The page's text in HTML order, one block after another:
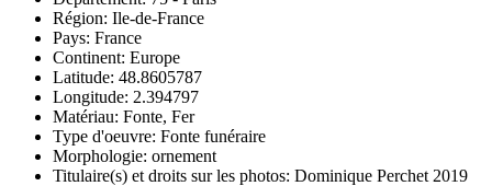
Région: Ile-de-France
Pays: France
Continent: Europe
Latitude: 48.8605787
Longitude: 2.394797
Matériau: Fonte, Fer
Type d'oeuvre: Fonte funéraire
Morphologie: ornement
Titulaire(s) et droits sur les photos: Dominique Perchet 2019